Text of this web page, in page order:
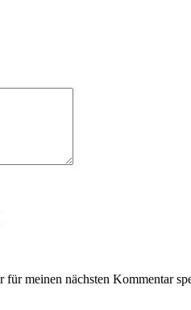
meinen nächsten Kommentar